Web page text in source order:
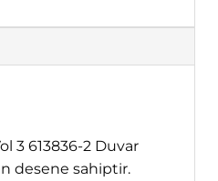
3 613836-2 Duvar
desene sahiptir.